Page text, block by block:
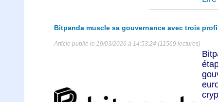
Bitpanda muscle sa gouvernance avec trois
Article publié le 19/03/2026 à 14:53:24 (11569 lectures)